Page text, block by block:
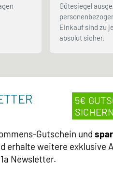
Gütesiegel
Einkauf sind zu
absolut sicher.
5€
Gutschein und
erhalte weitere exklusive
Newsletter.